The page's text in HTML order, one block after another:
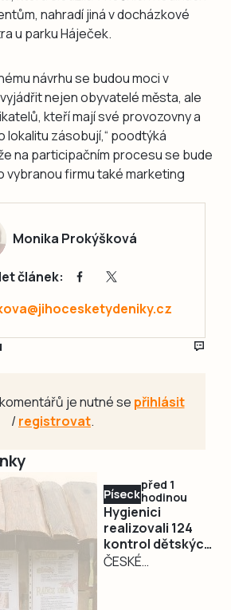
nahradí jiná v docházkové
u parku Háječek.
návrhu se budou moci v
nejen obyvatelé města, ale
kteří mají své provozovny a
lokalitu zásobují,“ poodtýká
na participačním procesu se bude
vybranou firmu také marketing
Monika Prokýšková
článek:
je nutné se přihlásit
/registrovat.
Písecko
před 1
hodinou
Hygienici
realizovali 124
kontrol dětských
táborů a uložili
ČESKÉ